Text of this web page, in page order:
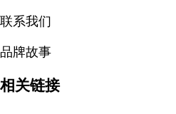
联系我们
品牌故事
相关链接